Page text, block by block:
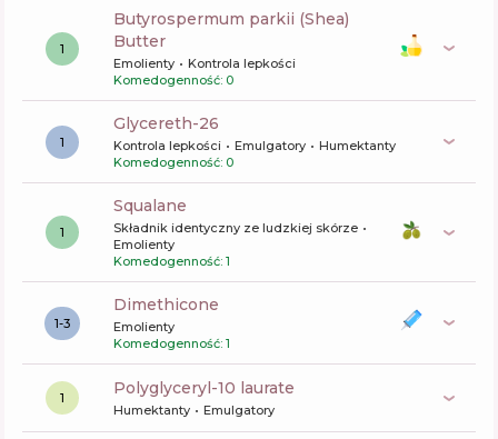
1
butyrospermum parkii (Shea)
Butter
Emolienty
Kontrola lepkości
Komedogenność: 0
1
glycereth-26
Kontrola lepkości Emulgatory
Humektanty
Komedogenność: 0
1
squalane
Składnik identyczny ze ludzkiej skórze
Emolienty
Komedogenność: 1
1-3
dimethicone
Emolienty
Komedogenność: 1
1 polyglyceryl-10 laurate
Humektanty Emulgatory